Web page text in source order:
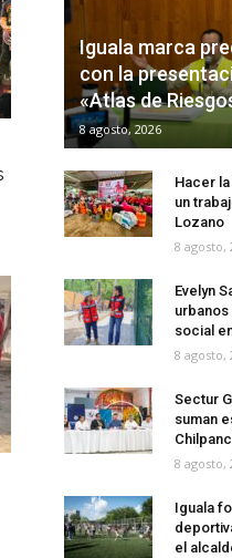
Iguala marca
con la
«Atlas de
8 agosto, 2026
Hacer
un
Lozano
8 agosto,
Evelyn
social
8 agosto,
Sectur
suman
8 agosto,
Iguala
el